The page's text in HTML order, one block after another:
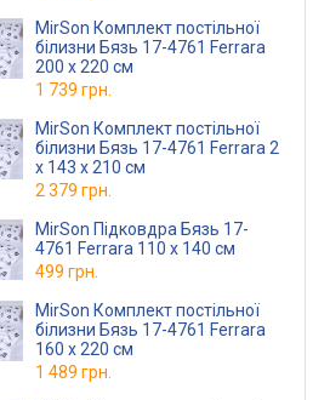
MirSon Комплект постільної
білизни Бязь 17-4761 Ferrara
200 x 220 см
1 739 грн.
MirSon Комплект постільної
білизни Бязь 17-4761 Ferrara 2
x 143 x 210 см
2 379 грн.
MirSon Підковдра Бязь 17-
4761 Ferrara 110 x 140 см
499 грн.
MirSon Комплект постільної
білизни Бязь 17-4761 Ferrara
160 x 220 см
1 489 грн.